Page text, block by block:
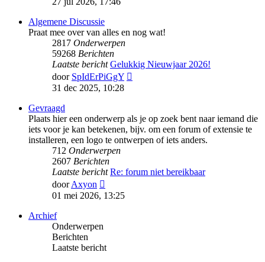
Algemene Discussie
Praat mee over van alles en nog wat!
2817 Onderwerpen
59268 Berichten
Laatste bericht Gelukkig Nieuwjaar 2026!
door SpIdErPiGgY
31 dec 2025, 10:28
Gevraagd
Plaats hier een onderwerp als je op zoek bent naar iemand die
iets voor je kan betekenen, bijv. om een forum of extensie te
installeren, een logo te ontwerpen of iets anders.
712 Onderwerpen
2607 Berichten
Laatste bericht Re: forum niet bereikbaar
doorAxyon
laatste
01 mei 2026, 13:25
Archief
Onderwerpen
Berichten
Laatste bericht